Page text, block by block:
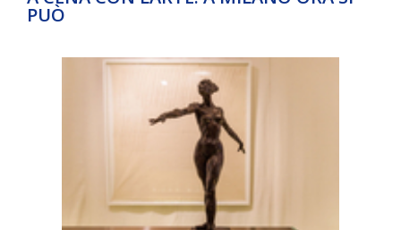
PUÒ